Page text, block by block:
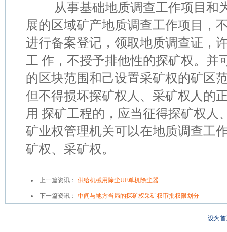
从事基础地质调查工作项目和
展的区域矿产地质调查工作项目，
进行备案登记，领取地质调查证，
工 作，不授予排他性的探矿权。并
的区块范围和己设置采矿权的矿区
但不得损坏探矿权人、采矿权人的
用 探矿工程的，应当征得探矿权人
矿业权管理机关可以在地质调查工
矿权、采矿权。
上一篇资讯： 供给机械用除尘UF单机除尘器
下一篇资讯： 中间与地方当局的探矿权采矿权审批权限划分
设为